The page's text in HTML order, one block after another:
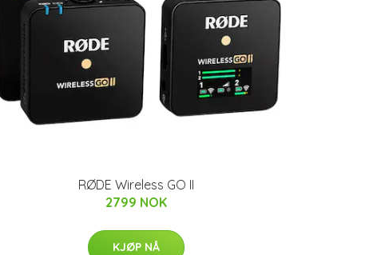
RØDE Wireless GO II
2799 NOK
KJØP NÅ